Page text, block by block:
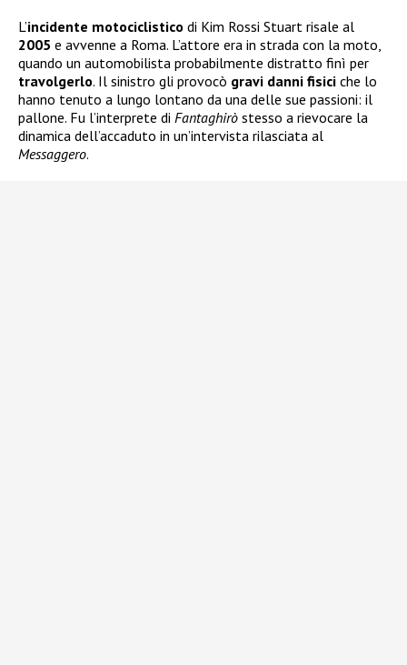
L’incidente motociclistico di Kim Rossi Stuart risale al
2005 e avvenne a Roma. L’attore era in strada con la moto,
quando un automobilista probabilmente distratto finì per
travolgerlo. Il sinistro gli provocò gravi danni fisici che lo
hanno tenuto a lungo lontano da una delle sue passioni: il
pallone. Fu l’interprete di Fantaghirò stesso a rievocare la
dinamica dell’accaduto in un’intervista rilasciata al
Messaggero.